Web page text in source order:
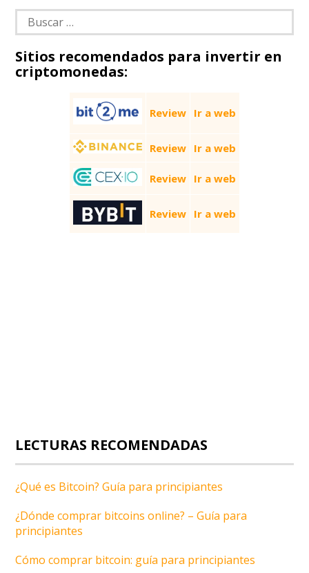
entradas
Buscar:
Sitios recomendados para invertir en
criptomonedas:
Review Ir a web
Review Ir a web
Review Ir a web
Review Ir a web
LECTURAS RECOMENDADAS
¿Qué es Bitcoin? Guía para principiantes
¿Dónde comprar bitcoins online? – Guía para
principiantes
Cómo comprar bitcoin: guía para principiantes